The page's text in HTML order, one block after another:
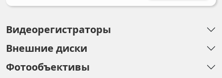
Видеорегистраторы
Внешние диски
Фотообъективы